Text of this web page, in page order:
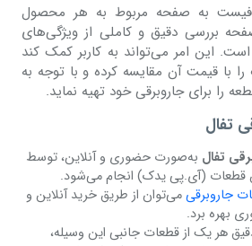
به صفحه مربوط به هر محصول
بررسی دقیق و کاملی از ویژگی‌های
این امر می‌تواند به کاربر کمک کند
با قیمت آن مقایسه کرده و با توجه به
را برای جاروبرقی خود تهیه نماید.
تفال
تفال به‌صورت حضوری و آنلاین، توسط
قطعات (آی.پی یدک) انجام می‌شود.
جاروبرقیمی‌توان از طریق خرید آنلاین و
بهره برد.
هر یک از قطعات جانبی این وسیله،